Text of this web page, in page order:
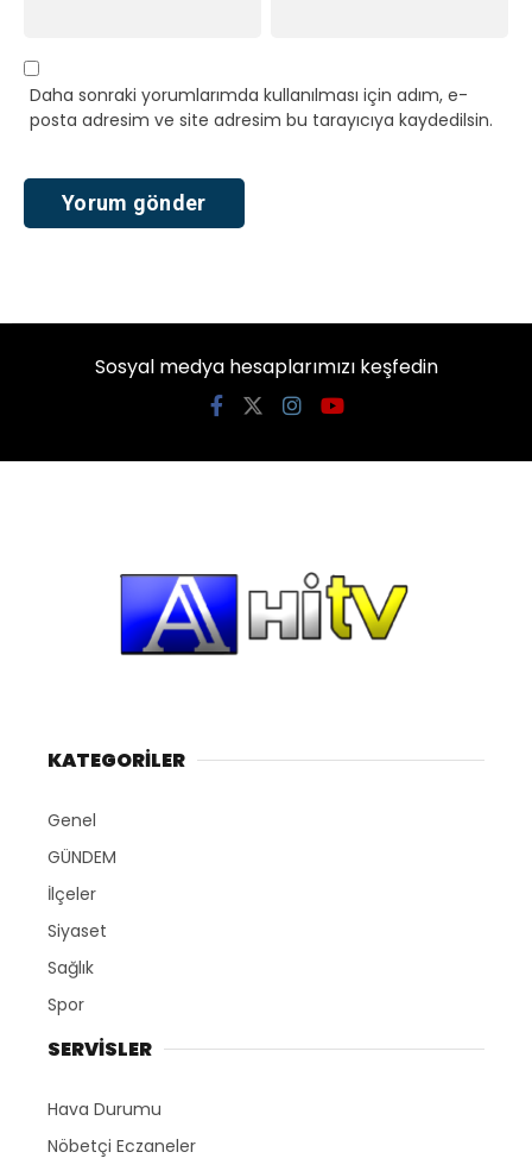
Daha sonraki yorumlarımda kullanılması için adım, e-
posta adresim ve site adresim bu tarayıcıya kaydedilsin.
Sosyal medya hesaplarımızı keşfedin
KATEGORİLER
Genel
GÜNDEM
İlçeler
Siyaset
Sağlık
Spor
SERVİSLER
Hava Durumu
Nöbetçi Eczaneler